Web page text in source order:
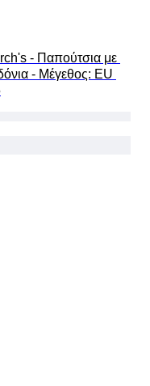
- Παπούτσια με
- Mέγεθος: EU